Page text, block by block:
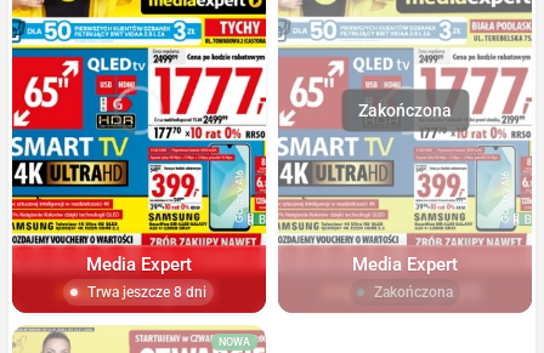
Media Expert
Trwa jeszcze 8 dni
Media Expert
Zakończona
NOWA